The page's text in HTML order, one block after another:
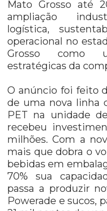
Mato Grosso até
ampliação
logística,
operacional no
Grosso como
estratégicas da
O anúncio foi feito
de uma nova linha
PET na unidade
recebeu
milhões. Com a
mais que dobra o
bebidas em
70% sua
passa a produzir
Powerade e sucos,